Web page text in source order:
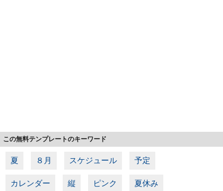
この無料テンプレートのキーワード
夏 ８月 スケジュール 予定
カレンダー 縦 ピンク 夏休み